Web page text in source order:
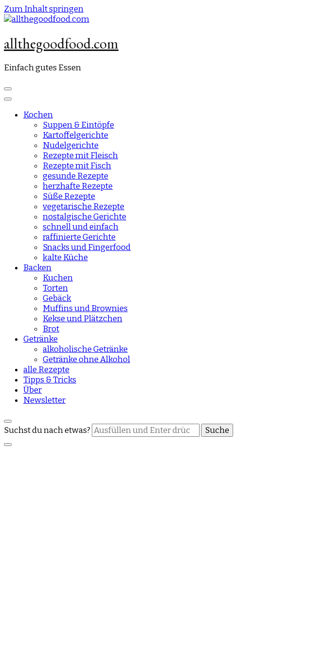
Zum Inhalt springen
allthegoodfood.com
Einfach gutes Essen
Kochen
Suppen & Eintöpfe
Kartoffelgerichte
Nudelgerichte
Rezepte mit Fleisch
Rezepte mit Fisch
gesunde Rezepte
herzhafte Rezepte
Süße Rezepte
vegetarische Rezepte
nostalgische Gerichte
schnell und einfach
raffinierte Gerichte
Snacks und Fingerfood
kalte Küche
Backen
Kuchen
Torten
Gebäck
Muffins und Brownies
Kekse und Plätzchen
Brot
Getränke
alkoholische Getränke
Getränke ohne Alkohol
alle Rezepte
Tipps & Tricks
Über
Newsletter
Suchst du nach etwas?